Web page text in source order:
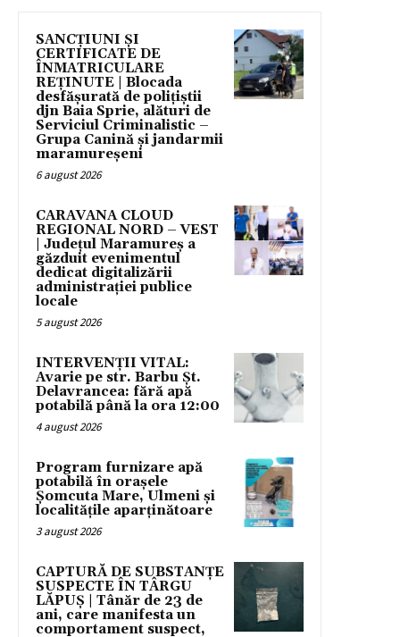
SANCȚIUNI ȘI
CERTIFICATE DE
ÎNMATRICULARE
REȚINUTE | Blocada
desfășurată de polițiștii
djn Baia Sprie, alături de
Serviciul Criminalistic –
Grupa Canină și jandarmii
maramureșeni
6 august 2026
CARAVANA CLOUD
REGIONAL NORD – VEST
| Județul Maramureș a
găzduit evenimentul
dedicat digitalizării
administrației publice
locale
5 august 2026
INTERVENȚII VITAL:
Avarie pe str. Barbu Șt.
Delavrancea: fără apă
potabilă până la ora 12:00
4 august 2026
Program furnizare apă
potabilă în orașele
Șomcuta Mare, Ulmeni și
localitățile aparținătoare
3 august 2026
CAPTURĂ DE SUBSTANȚE
SUSPECTE ÎN TÂRGU
LĂPUȘ | Tânăr de 23 de
ani, care manifesta un
comportament suspect,